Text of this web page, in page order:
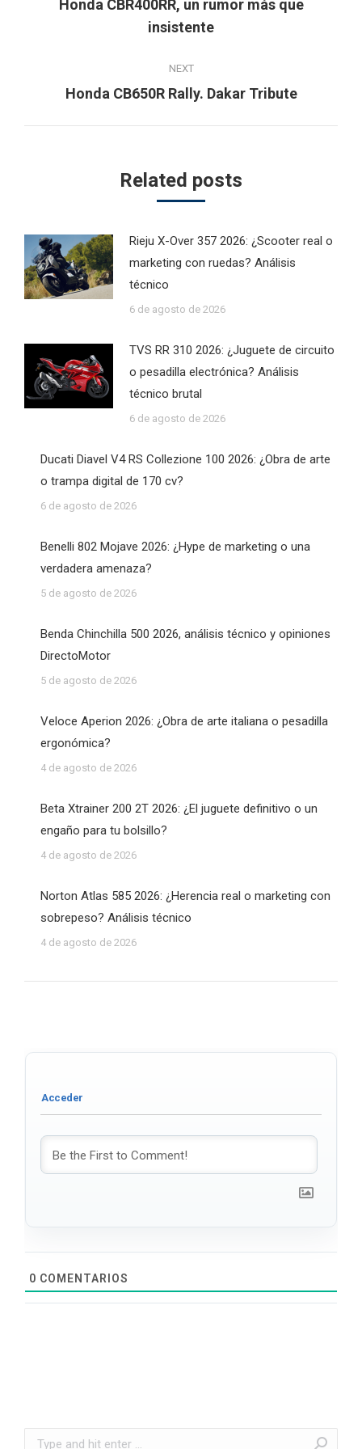
Previous
post:
Honda CBR400RR, un rumor más que
insistente
NEXT
Next
Honda CB650R Rally. Dakar Tribute
Related posts
Rieju X-Over 357 2026: ¿Scooter real o
marketing con ruedas? Análisis
técnico
6 de agosto de 2026
TVS RR 310 2026: ¿Juguete de circuito
o pesadilla electrónica? Análisis
técnico brutal
6 de agosto de 2026
Ducati Diavel V4 RS Collezione 100 2026: ¿Obra de arte
o trampa digital de 170 cv?
6 de agosto de 2026
Benelli 802 Mojave 2026: ¿Hype de marketing o una
verdadera amenaza?
5 de agosto de 2026
Benda Chinchilla 500 2026, análisis técnico y opiniones
DirectoMotor
5 de agosto de 2026
Veloce Aperion 2026: ¿Obra de arte italiana o pesadilla
ergonómica?
4 de agosto de 2026
Beta Xtrainer 200 2T 2026: ¿El juguete definitivo o un
engaño para tu bolsillo?
4 de agosto de 2026
Norton Atlas 585 2026: ¿Herencia real o marketing con
sobrepeso? Análisis técnico
4 de agosto de 2026
0 COMENTARIOS
Search: